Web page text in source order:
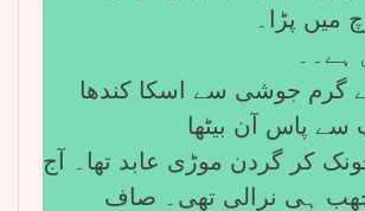
میں پڑا۔
گرم جوشی سے اسکا کندھا
سے پاس آن بیٹھا
کر گردن موڑی عابد تھا۔ آج
ہی نرالی تھی۔ صاف